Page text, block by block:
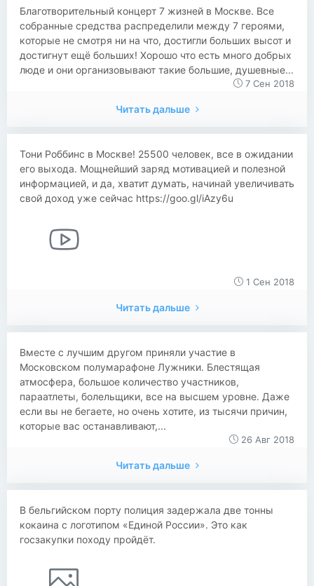
Благотворительный концерт 7 жизней в Москве. Все
собранные средства распределили между 7 героями,
которые не смотря ни на что, достигли больших высот и
достигнут ещё больших! Хорошо что есть много добрых
люде и они организовывают такие большие, душевные...
7 Сен 2018
Читать дальше
Тони Роббинс в Москве! 25500 человек, все в ожидании
его выхода. Мощнейший заряд мотивацией и полезной
информацией, и да, хватит думать, начинай увеличивать
свой доход уже сейчас https://goo.gl/iAzy6u
1 Сен 2018
Читать дальше
​​Вместе с лучшим другом приняли участие в
Московском полумарафоне Лужники. Блестящая
атмосфера, большое количество участников,
параатлеты, болельщики, все на высшем уровне. Даже
если вы не бегаете, но очень хотите, из тысячи причин,
которые вас останавливают,...
26 Авг 2018
Читать дальше
В бельгийском порту полиция задержала две тонны
кокаина с логотипом «Единой России». Это как
госзакупки походу пройдёт.